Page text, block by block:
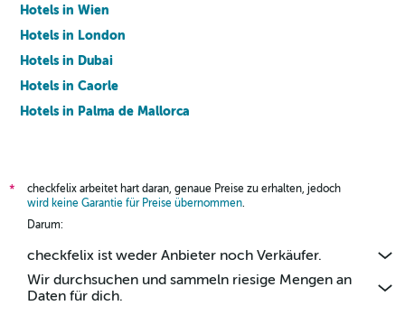
Hotels in Wien
Hotels in London
Hotels in Dubai
Hotels in Caorle
Hotels in Palma de Mallorca
*
checkfelix arbeitet hart daran, genaue Preise zu erhalten, jedoch
wird keine Garantie für Preise übernommen.
Darum:
checkfelix ist weder Anbieter noch Verkäufer.
Wir durchsuchen und sammeln riesige Mengen an
Daten für dich.